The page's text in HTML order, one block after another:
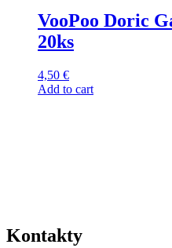
VooPoo Doric
20ks
4,50 €
Add to cart
Kontakty